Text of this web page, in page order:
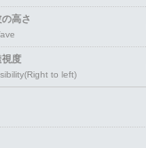
高さ
視度
to left)